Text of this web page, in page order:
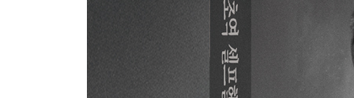
1. 그의 싸움은 결국 시대의 양심을 깨웠다: 그랜빌
2. 의지가 재능을 이긴다: 토머스 포웰 벅스턴
3. 실패는 재능이 아니라 의지를 시험하는 것이다: